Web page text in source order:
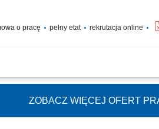
o pracę pełny etat rekrutacja online
elementów w warsztacie (schody,
ZOBACZ WIĘCEJ OFERT